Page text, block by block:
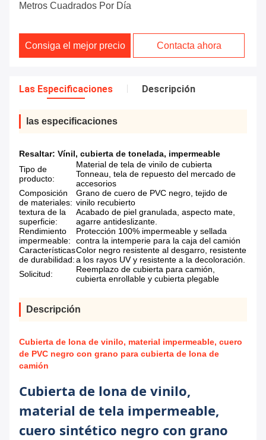
Metros Cuadrados Por Día
Consiga el mejor precio Contacta ahora
Las Especificaciones Descripción
las especificaciones
Resaltar: Vínil, cubierta de tonelada, impermeable
Tipo de
producto:
Material de tela de vinilo de cubierta
Tonneau, tela de repuesto del mercado de
accesorios
Composición
de materiales:
Grano de cuero de PVC negro, tejido de
vinilo recubierto
textura de la
superficie:
Acabado de piel granulada, aspecto mate,
agarre antideslizante.
Rendimiento
impermeable:
Protección 100% impermeable y sellada
contra la intemperie para la caja del camión
Características
de durabilidad:
Color negro resistente al desgarro, resistente
a los rayos UV y resistente a la decoloración.
Solicitud:
Reemplazo de cubierta para camión,
cubierta enrollable y cubierta plegable
Descripción
Cubierta de lona de vinilo, material impermeable, cuero
de PVC negro con grano para cubierta de lona de
camión
Cubierta de lona de vinilo,
material de tela impermeable,
cuero sintético negro con grano